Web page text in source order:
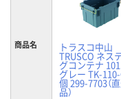
商品名 トラスコ中山
TRUSCO ネス
グコンテナ
グレー TK-110-
個 299-7703（
品）